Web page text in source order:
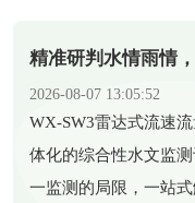
2026-08-07 13:05:52
​WX-SW3雷达式流速
体化的综合性水文监
一监测的局限，一站